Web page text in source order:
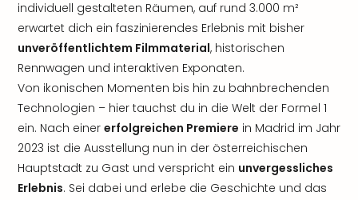
individuell gestalteten Räumen, auf rund 3.000 m²
erwartet dich ein faszinierendes Erlebnis mit bisher
unveröffentlichtem Filmmaterial, historischen
Rennwagen und interaktiven Exponaten.
Von ikonischen Momenten bis hin zu bahnbrechenden
Technologien – hier tauchst du in die Welt der Formel 1
ein. Nach einer erfolgreichen Premiere in Madrid im Jahr
2023 ist die Ausstellung nun in der österreichischen
Hauptstadt zu Gast und verspricht ein unvergessliches
Erlebnis. Sei dabei und erlebe die Geschichte und das